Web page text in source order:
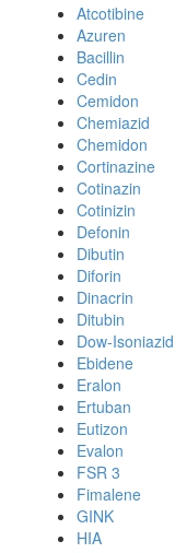
Atcotibine
Azuren
Bacillin
Cedin
Cemidon
Chemiazid
Chemidon
Cortinazine
Cotinazin
Cotinizin
Defonin
Dibutin
Diforin
Dinacrin
Ditubin
Dow-Isoniazid
Ebidene
Eralon
Ertuban
Eutizon
Evalon
FSR 3
Fimalene
GINK
HIA